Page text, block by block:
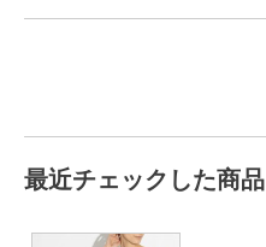
最近チェックした商品